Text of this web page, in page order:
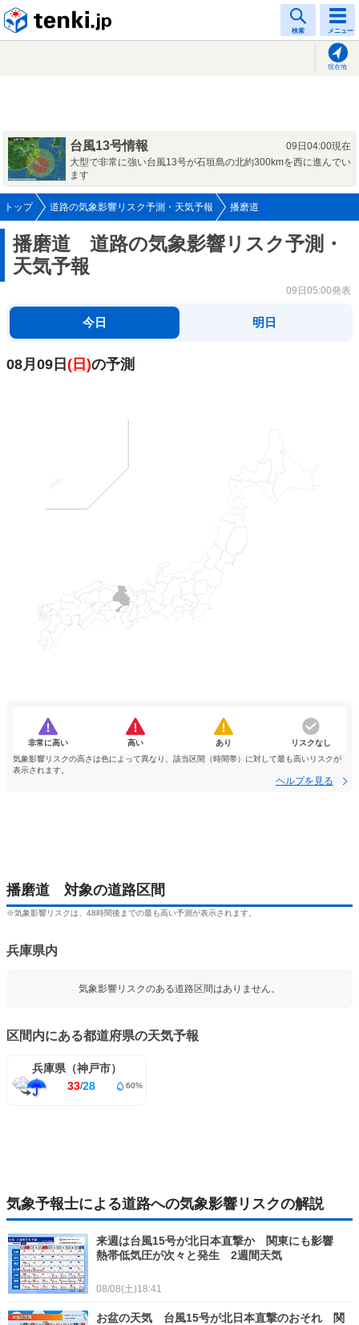
検索 メニュー
現在地
台風13号情報
09日04:00現在
大型で非常に強い台風13号が石垣島の北約300kmを西に進んでい
ます
トップ 道路の気象影響リスク予測・天気予報 播磨道
播磨道 道路の気象影響リスク予測・
天気予報
09日05:00発表
今日 明日
08月09日 (日)の予測
非常に高い 高い あり
リスクなし
気象影響リスクの高さは色によって異なり、該当区間（時間帯）に対して最も高いリスクが
表示されます。
ヘルプを見る
播磨道 対象の道路区間
※気象影響リスクは、48時間後までの最も高い予測が表示されます。
兵庫県内
気象影響リスクのある道路区間はありません。
区間内にある都道府県の天気予報
兵庫県（神戸市）
33/28 60%
気象予報士による道路への気象影響リスクの解説
来週は台風15号が北日本直撃か 関東にも影響
熱帯低気圧が次々と発生 2週間天気
08/08(土)18:41
お盆の天気 台風15号が北日本直撃のおそれ 関